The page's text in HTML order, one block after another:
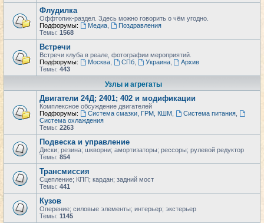
Флудилка
Оффтопик-раздел. Здесь можно говорить о чём угодно.
Подфорумы:
Медиа,
Поздравления
Темы: 1568
Встречи
Встречи клуба в реале, фотографии мероприятий.
Подфорумы:
Москва, СПб, Украина,
Архив
Темы: 443
Узлы и агрегаты
Двигатели 24Д; 2401; 402 и модификации
Комплексное обсуждение двигателей
Подфорумы:
Система смазки, ГРМ, КШМ, Система питания,
Система охлаждения
Темы: 2263
Подвеска и управление
Диски; резина; шкворни; амортизаторы; рессоры; рулевой редуктор
Темы: 854
Трансмиссия
Сцепление; КПП; кардан; задний мост
Темы: 441
Кузов
Оперение; силовые элементы; интерьер; экстерьер
Темы: 1145